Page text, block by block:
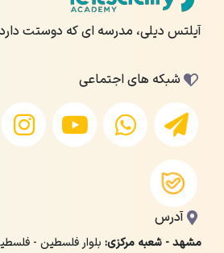
آیلتس دیلی، مدرسه ای که دوستت دارد
شبکه های اجتماعی
آدرس
مشهد - شعبه مرکزی: بلوار فلسطین - فلسطین 10 -